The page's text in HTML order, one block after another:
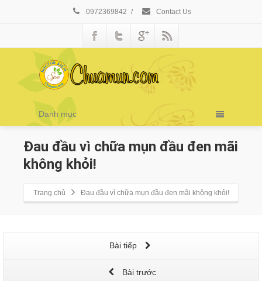
0972369842 / Contact Us
Danh mục
Đau đầu vì chữa mụn đầu đen mãi
không khỏi!
Trang chủ Đau đầu vì chữa mụn đầu đen mãi không khỏi!
Bài tiếp
Bài trước